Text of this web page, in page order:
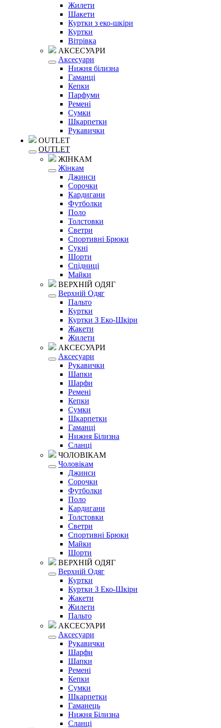
Жилети
Шакети
Куртки з еко-шкіри
Куртки
Вітрівка
АКСЕСУАРИ
Аксесуари
Нижня білизна
Гаманці
Кепки
Парфуми
Ремені
Сумки
Шкарпетки
Рукавички
OUTLET
OUTLET
ЖІНКАМ
Жінкам
Джинси
Сорочки
Кардигани
Футболки
Поло
Толстовки
Светри
Спортивні Брюки
Сукні
Шорти
Спідниці
Майки
ВЕРХНІЙ ОДЯГ
Верхній Одяг
Пальто
Куртки
Куртки З Еко-Шкіри
Жакети
Жилети
АКСЕСУАРИ
Аксесуари
Рукавички
Шапки
Шарфи
Ремені
Кепки
Сумки
Шкарпетки
Гаманці
Нижня Білизна
Сланці
ЧОЛОВІКАМ
Чоловікам
Джинси
Сорочки
Футболки
Поло
Кардигани
Толстовки
Светри
Спортивні Брюки
Майки
Шорти
ВЕРХНІЙ ОДЯГ
Верхній Одяг
Куртки
Куртки З Еко-Шкіри
Жакети
Жилети
Пальто
АКСЕСУАРИ
Аксесуари
Рукавички
Шарфи
Шапки
Ремені
Кепки
Сумки
Шкарпетки
Гаманець
Нижня Білизна
Сланці